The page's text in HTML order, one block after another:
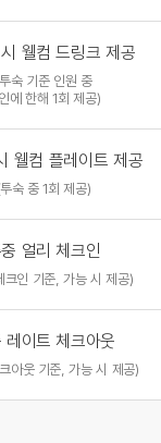
웰컴 드링크 제공
숙 기준 인원 중
에 한해 1회 제공)
웰컴 플레이트 제공
숙 중 1회 제공)
얼리 체크인
크인 기준, 가능 시 제공)
레이트 체크아웃
아웃 기준, 가능 시 제공)